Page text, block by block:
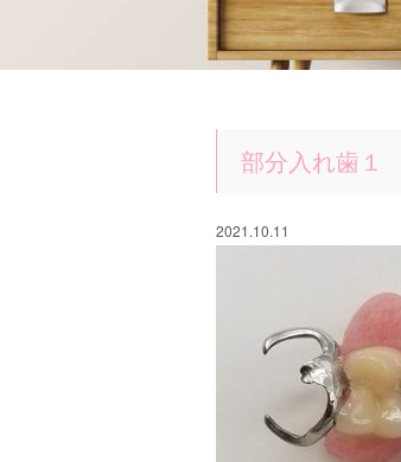
部分入れ歯１
2021.10.11